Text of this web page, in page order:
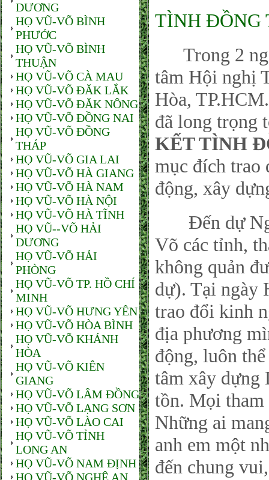
DƯƠNG
HỌ VŨ-VÕ BÌNH
PHƯỚC
HỌ VŨ-VÕ BÌNH
THUẬN
HỌ VŨ-VÕ CÀ MAU
HỌ VŨ-VÕ ĐĂK LẮK
HỌ VŨ-VÕ ĐĂK NÔNG
HỌ VŨ-VÕ ĐỒNG NAI
HỌ VŨ-VÕ ĐỒNG
THÁP
HỌ VŨ-VÕ GIA LAI
HỌ VŨ-VÕ HÀ GIANG
HỌ VŨ-VÕ HÀ NAM
HỌ VŨ-VÕ HÀ NỘI
HỌ VŨ-VÕ HÀ TĨNH
HỌ VŨ--VÕ HẢI
DƯƠNG
HỌ VŨ-VÕ HẢI
PHÒNG
HỌ VŨ-VÕ TP. HỒ CHÍ
MINH
HỌ VŨ-VÕ HƯNG YÊN
HỌ VŨ-VÕ HÒA BÌNH
HỌ VŨ-VÕ KHÁNH
HÒA
HỌ VŨ-VÕ KIÊN
GIANG
HỌ VŨ-VÕ LÂM ĐỒNG
HỌ VŨ-VÕ LẠNG SƠN
HỌ VŨ-VÕ LÀO CAI
HỌ VŨ-VÕ TỈNH
LONG AN
HỌ VŨ-VÕ NAM ĐỊNH
HỌ VŨ-VÕ NGHỆ AN
TÌNH ĐỒNG
Trong 2
tâm Hội nghị
Hòa,
đã long trọng
KẾT TÌNH
mục đích trao
động, xây
Đến dự
Võ các tỉnh,
không quản
dự). Tại ngày
trao đổi kinh
địa phương
động, luôn
tâm xây dựng
tồn. Mọi tham
Những ai
anh em một
đến chung